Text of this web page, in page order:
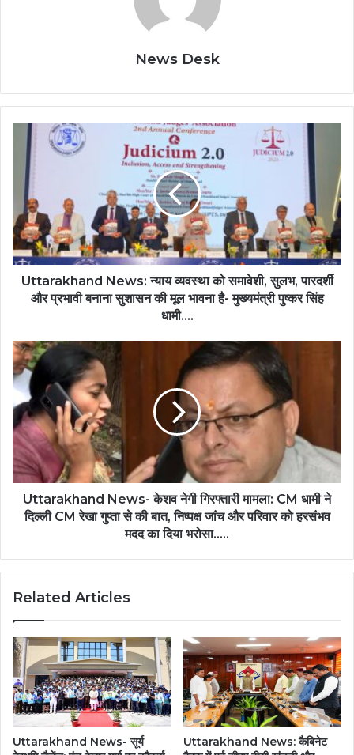
News Desk
Uttarakhand News: न्याय व्यवस्था को समावेशी, सुलभ, पारदर्शी
और प्रभावी बनाना सुशासन की मूल भावना है- मुख्यमंत्री पुष्कर सिंह
धामी....
Uttarakhand News- केशव नेगी गिरफ्तारी मामला: CM धामी ने
दिल्ली CM रेखा गुप्ता से की बात, निष्पक्ष जांच और परिवार को हरसंभव
मदद का दिया भरोसा.....
Related Articles
Uttarakhand News- सूर्य
Uttarakhand News: कैबिनेट